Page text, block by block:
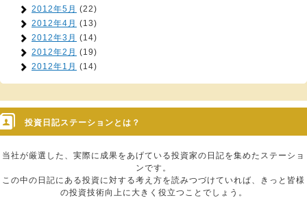
2012年5月 (22)
2012年4月 (13)
2012年3月 (14)
2012年2月 (19)
2012年1月 (14)
投資日記ステーションとは？
当社が厳選した、実際に成果をあげている投資家の日記を集めたステーショ
ンです。
この中の日記にある投資に対する考え方を読みつづけていれば、きっと皆様
の投資技術向上に大きく役立つことでしょう。